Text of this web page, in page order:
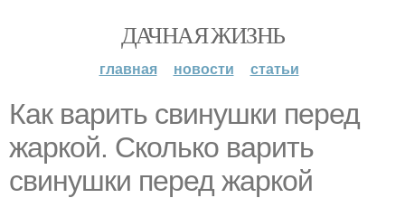
ДАЧНАЯ ЖИЗНЬ
главная новости статьи
Как варить свинушки перед
жаркой. Сколько варить
свинушки перед жаркой